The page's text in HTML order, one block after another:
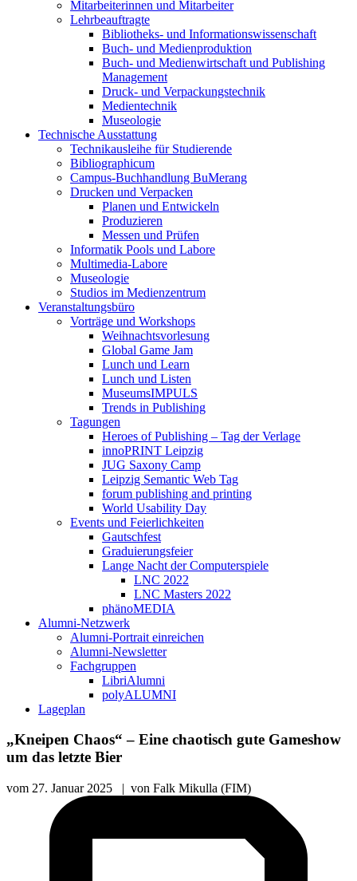
Mitarbeiterinnen und Mitarbeiter
Lehrbeauftragte
Bibliotheks- und Informationswissenschaft
Buch- und Medienproduktion
Buch- und Medienwirtschaft und Publishing
Management
Druck- und Verpackungstechnik
Medientechnik
Museologie
Technische Ausstattung
Technikausleihe für Studierende
Bibliographicum
Campus-Buchhandlung BuMerang
Drucken und Verpacken
Planen und Entwickeln
Produzieren
Messen und Prüfen
Informatik Pools und Labore
Multimedia-Labore
Museologie
Studios im Medienzentrum
Veranstaltungsbüro
Vorträge und Workshops
Weihnachtsvorlesung
Global Game Jam
Lunch und Learn
Lunch und Listen
MuseumsIMPULS
Trends in Publishing
Tagungen
Heroes of Publishing – Tag der Verlage
innoPRINT Leipzig
JUG Saxony Camp
Leipzig Semantic Web Tag
forum publishing and printing
World Usability Day
Events und Feierlichkeiten
Gautschfest
Graduierungsfeier
Lange Nacht der Computerspiele
LNC 2022
LNC Masters 2022
phänoMEDIA
Alumni-Netzwerk
Alumni-Portrait einreichen
Alumni-Newsletter
Fachgruppen
LibriAlumni
polyALUMNI
Lageplan
„Kneipen Chaos“ – Eine chaotisch gute Gameshow
um das letzte Bier
vom 27. Januar 2025 | von Falk Mikulla (FIM)